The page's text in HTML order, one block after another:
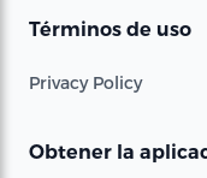
Términos de uso
Privacy Policy
Obtener la